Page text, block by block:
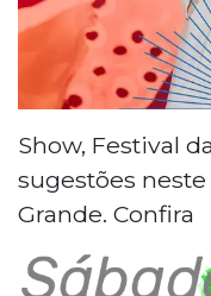
Show, Festival
sugestões
Grande. Confira